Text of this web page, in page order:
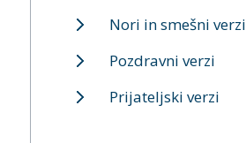
Nori in smešni verzi
Pozdravni verzi
Prijateljski verzi